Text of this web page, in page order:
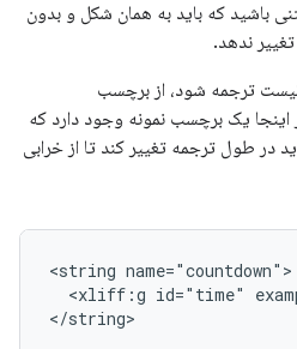
باشید که باید به همان شکل و بدون
ندهد.
نیست ترجمه شود، از برچسب
اینجا یک برچسب نمونه وجود دارد که
در طول ترجمه تغییر کند تا از خرابی
<string
<xliff:g id="time"
</string>